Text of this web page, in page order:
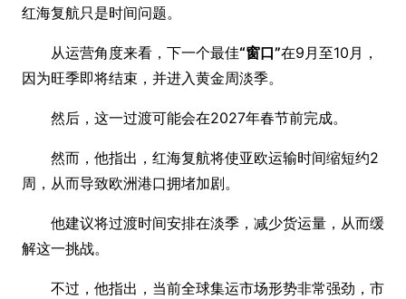
红海复航只是时间问题。
从运营角度来看，下一个最佳“窗口”在9月至10月，
因为旺季即将结束，并进入黄金周淡季。
然后，这一过渡可能会在2027年春节前完成。
然而，他指出，红海复航将使亚欧运输时间缩短约2
周，从而导致欧洲港口拥堵加剧。
他建议将过渡时间安排在淡季，减少货运量，从而缓
解这一挑战。
不过，他指出，当前全球集运市场形势非常强劲，市